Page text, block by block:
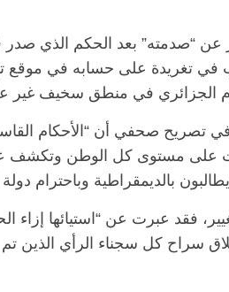
عن “صدمته” بعد الحكم الذي
في تغريدة على حسابه في موقع
الجزائري في منطق سخيف غير
تصريح صحفي أن “الأحكام
على مستوى كل الوطن
بالديمقراطية وباحترام دولة
فقد عبرت عن “استيائها إزاء
سراح كل سجناء الرأي الذين تم